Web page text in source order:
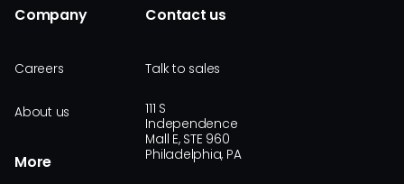
Company
Careers
About us
More
Contact us
Talk to sales
111 S
Independence
Mall E, STE 960
Philadelphia, PA